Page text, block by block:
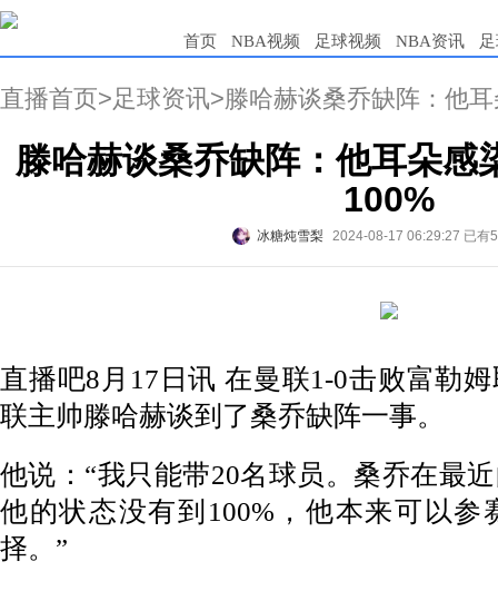
首页 NBA视频 足球视频 NBA资讯
直播首页>足球资讯>滕哈赫谈桑乔缺阵：他
滕哈赫谈桑乔缺阵：他耳朵感
100%
冰糖炖雪梨 2024-08-17 06:29:27 已有
直播吧8月17日讯 在曼联1-0击败富勒
联主帅滕哈赫谈到了桑乔缺阵一事。
他说：“我只能带20名球员。桑乔在最
他的状态没有到100%，他本来可以参
择。”